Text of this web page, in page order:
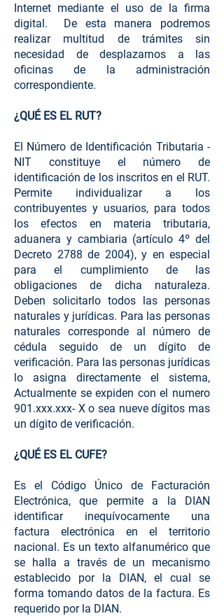
Internet mediante el uso de la firma
digital. De esta manera podremos
realizar multitud de trámites sin
necesidad de desplazarnos a las
oficinas de la administración
correspondiente.
¿QUÉ ES EL RUT?
El Número de Identificación Tributaria -
NIT constituye el número de
identificación de los inscritos en el RUT.
Permite individualizar a los
contribuyentes y usuarios, para todos
los efectos en materia tributaria,
aduanera y cambiaria (artículo 4º del
Decreto 2788 de 2004), y en especial
para el cumplimiento de las
obligaciones de dicha naturaleza.
Deben solicitarlo todos las personas
naturales y jurídicas. Para las personas
naturales corresponde al número de
cédula seguido de un dígito de
verificación. Para las personas jurídicas
lo asigna directamente el sistema,
Actualmente se expiden con el numero
901.xxx.xxx- X o sea nueve dígitos mas
un dígito de verificación.
¿QUÉ ES EL CUFE?
Es el Código Único de Facturación
Electrónica, que permite a la DIAN
identificar inequívocamente una
factura electrónica en el territorio
nacional. Es un texto alfanumérico que
se halla a través de un mecanismo
establecido por la DIAN, el cual se
forma tomando datos de la factura. Es
requerido por la DIAN.